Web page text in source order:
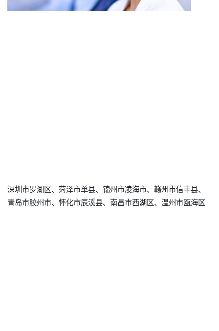
深圳市罗湖区、菏泽市单县、锦州市凌海市、赣州市信丰县、
青岛市胶州市、怀化市辰溪县、南昌市西湖区、温州市瓯海区